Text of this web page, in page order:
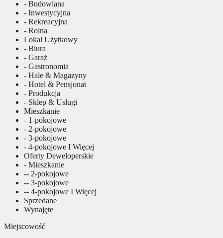
- Budowlana
- Inwestycyjna
- Rekreacyjna
- Rolna
Lokal Użytkowy
- Biura
- Garaż
- Gastronomia
- Hale & Magazyny
- Hotel & Pensjonat
- Produkcja
- Sklep & Usługi
Mieszkanie
- 1-pokojowe
- 2-pokojowe
- 3-pokojowe
- 4-pokojowe I Więcej
Oferty Deweloperskie
- Mieszkanie
-- 2-pokojowe
-- 3-pokojowe
-- 4-pokojowe I Więcej
Sprzedane
Wynajęte
Miejscowość